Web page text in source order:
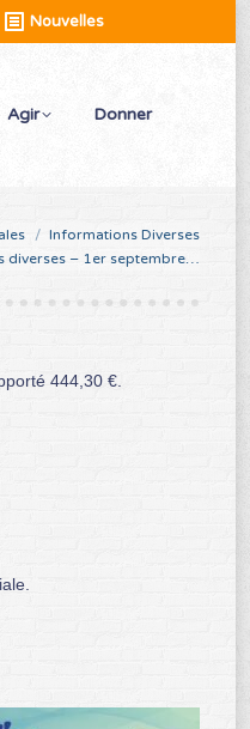
Nouvelles
Agir Donner
Informations Diverses
diverses – 1er septembre…
444,30 €.